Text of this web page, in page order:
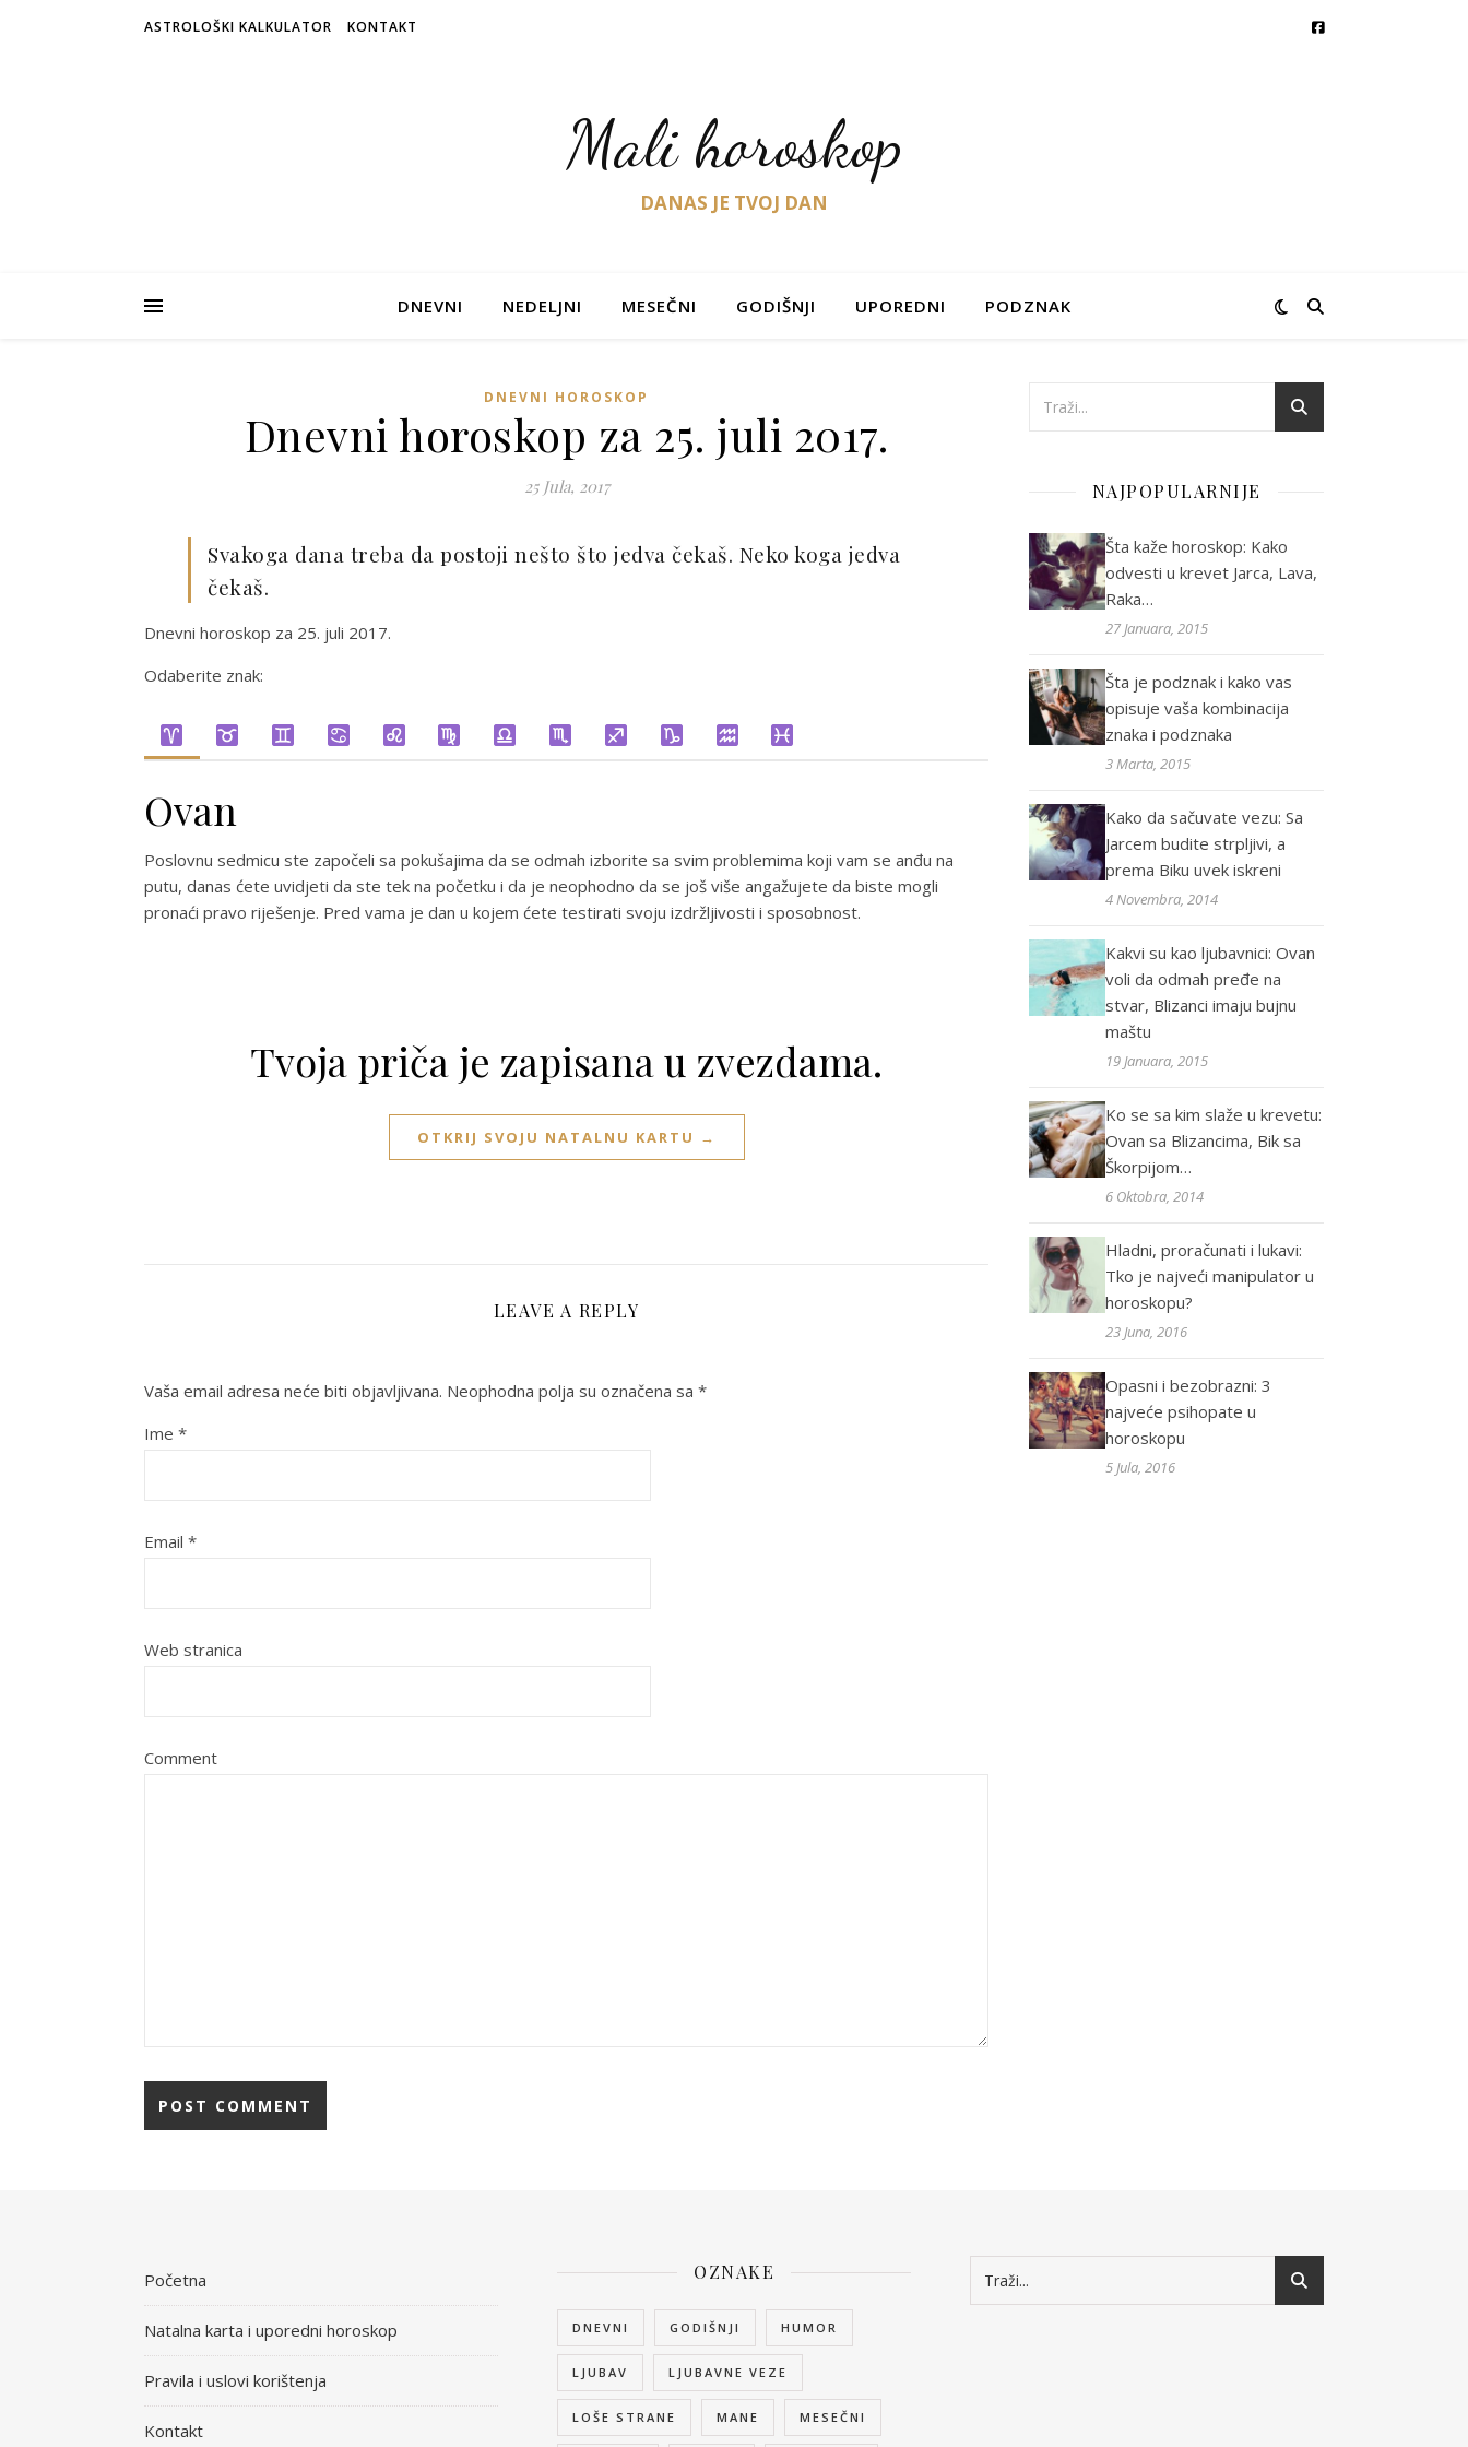
ASTROLOŠKI KALKULATOR KONTAKT
Mali horoskop
DANAS JE TVOJ DAN
DNEVNI NEDELJNI MESEČNI GODIŠNJI UPOREDNI PODZNAK
DNEVNI HOROSKOP
Dnevni horoskop za 25. juli 2017.
25 Jula, 2017
Svakoga dana treba da postoji nešto što jedva čekaš. Neko koga jedva
čekaš.
Dnevni horoskop za 25. juli 2017.
Odaberite znak:
Ovan
Poslovnu sedmicu ste započeli sa pokušajima da se odmah izborite sa svim problemima koji vam se anđu na
putu, danas ćete uvidjeti da ste tek na početku i da je neophodno da se još više angažujete da biste mogli
pronaći pravo riješenje. Pred vama je dan u kojem ćete testirati svoju izdržljivosti i sposobnost.
Tvoja priča je zapisana u zvezdama.
OTKRIJ SVOJU NATALNU KARTU →
LEAVE A REPLY
Vaša email adresa neće biti objavljivana. Neophodna polja su označena sa *
Ime *
Email *
Web stranica
Comment
NAJPOPULARNIJE
Šta kaže horoskop: Kako
odvesti u krevet Jarca, Lava,
Raka…
27 Januara, 2015
Šta je podznak i kako vas
opisuje vaša kombinacija
znaka i podznaka
3 Marta, 2015
Kako da sačuvate vezu: Sa
Jarcem budite strpljivi, a
prema Biku uvek iskreni
4 Novembra, 2014
Kakvi su kao ljubavnici: Ovan
voli da odmah pređe na
stvar, Blizanci imaju bujnu
maštu
19 Januara, 2015
Ko se sa kim slaže u krevetu:
Ovan sa Blizancima, Bik sa
Škorpijom…
6 Oktobra, 2014
Hladni, proračunati i lukavi:
Tko je najveći manipulator u
horoskopu?
23 Juna, 2016
Opasni i bezobrazni: 3
najveće psihopate u
horoskopu
5 Jula, 2016
Početna
Natalna karta i uporedni horoskop
Pravila i uslovi korištenja
Kontakt
OZNAKE
DNEVNI GODIŠNJI HUMOR
LJUBAV LJUBAVNE VEZE
LOŠE STRANE MANE MESEČNI